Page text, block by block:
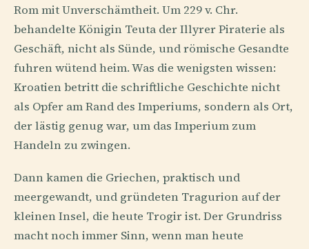
Rom mit Unverschämtheit. Um 229 v. Chr.
behandelte Königin Teuta der Illyrer Piraterie als
Geschäft, nicht als Sünde, und römische Gesandte
fuhren wütend heim. Was die wenigsten wissen:
Kroatien betritt die schriftliche Geschichte nicht
als Opfer am Rand des Imperiums, sondern als Ort,
der lästig genug war, um das Imperium zum
Handeln zu zwingen.
Dann kamen die Griechen, praktisch und
meergewandt, und gründeten Tragurion auf der
kleinen Insel, die heute Trogir ist. Der Grundriss
macht noch immer Sinn, wenn man heute